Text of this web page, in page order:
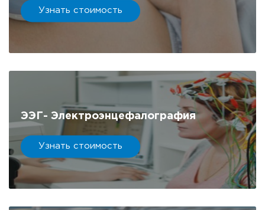
Узнать стоимость
ЭЭГ- Электроэнцефалография
Узнать стоимость